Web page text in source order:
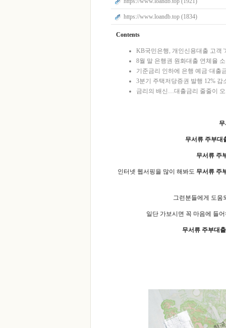
https://www.loandb.top (1834)
Contents
KB국민은행, 개인신용대출 고객
8월 말 은행권 원화대출 연체율
기준금리 인하에 은행 예금·대출
3분기 주택저당증권 발행 12%
금리의 배신…대출금리 줄줄이
무서류 주부대
무서류 주
인터넷 웹서핑을 많이 해봐도 무서류 주
그런분들에게 도움
일단 가보시면 꼭 마음에 들
무서류 주부대출